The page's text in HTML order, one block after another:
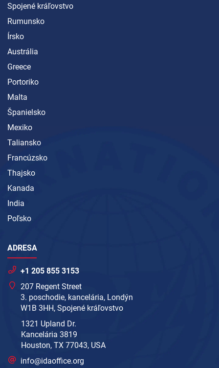
Spojené kráľovstvo
Rumunsko
Írsko
Austrália
Greece
Portoriko
Malta
Španielsko
Mexiko
Taliansko
Francúzsko
Thajsko
Kanada
India
Poľsko
ADRESA
+1 205 855 3153
207 Regent Street
3. poschodie, kancelária, Londýn
W1B 3HH, Spojené kráľovstvo
1321 Upland Dr.
Kancelária 3819
Houston, TX 77043, USA
info@idaoffice.org